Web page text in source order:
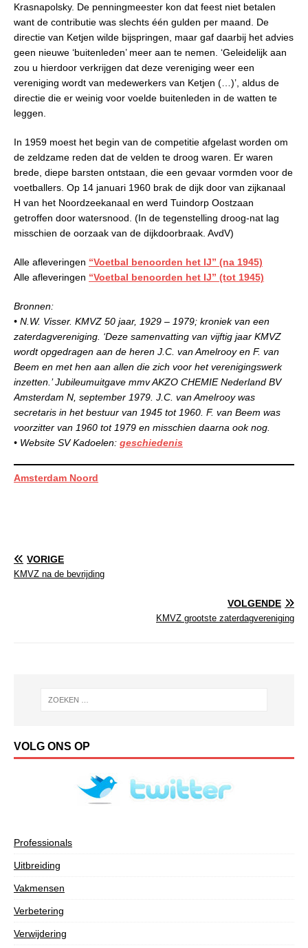
Krasnapolsky. De penningmeester kon dat feest niet betalen
want de contributie was slechts één gulden per maand. De
directie van Ketjen wilde bijspringen, maar gaf daarbij het advies
geen nieuwe ‘buitenleden’ meer aan te nemen. ‘Geleidelijk aan
zou u hierdoor verkrijgen dat deze vereniging weer een
vereniging wordt van medewerkers van Ketjen (…)’, aldus de
directie die er weinig voor voelde buitenleden in de watten te
leggen.
In 1959 moest het begin van de competitie afgelast worden om
de zeldzame reden dat de velden te droog waren. Er waren
brede, diepe barsten ontstaan, die een gevaar vormden voor de
voetballers. Op 14 januari 1960 brak de dijk door van zijkanaal
H van het Noordzeekanaal en werd Tuindorp Oostzaan
getroffen door watersnood. (In de tegenstelling droog-nat lag
misschien de oorzaak van de dijkdoorbraak. AvdV)
Alle afleveringen “Voetbal benoorden het IJ” (na 1945)
Alle afleveringen “Voetbal benoorden het IJ” (tot 1945)
Bronnen:
• N.W. Visser. KMVZ 50 jaar, 1929 – 1979; kroniek van een
zaterdagvereniging. ‘Deze samenvatting van vijftig jaar KMVZ
wordt opgedragen aan de heren J.C. van Amelrooy en F. van
Beem en met hen aan allen die zich voor het verenigingswerk
inzetten.’ Jubileumuitgave mmv AKZO CHEMIE Nederland BV
Amsterdam N, september 1979. J.C. van Amelrooy was
secretaris in het bestuur van 1945 tot 1960. F. van Beem was
voorzitter van 1960 tot 1979 en misschien daarna ook nog.
• Website SV Kadoelen: geschiedenis
Amsterdam Noord
VORIGE
KMVZ na de bevrijding
VOLGENDE
KMVZ grootste zaterdagvereniging
VOLG ONS OP
Professionals
Uitbreiding
Vakmensen
Verbetering
Verwijdering